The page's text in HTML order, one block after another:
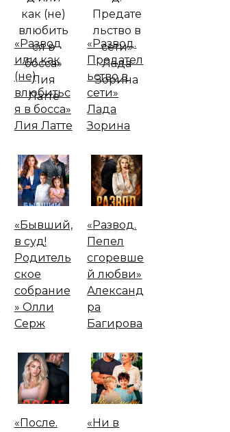
«Развод
или как
(не)
влюбитьс
я в босса»
Лия Латте
«Развод.
Предател
ьство в
сети»
Лада
Зорина
«Бывший,
в суд!
Родитель
ское
собрание
» Олли
Серж
«Развод.
Пепел
сгоревше
й любви»
Александ
ра
Багирова
«После.
«Ни в